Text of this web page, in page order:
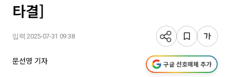
타결]
입력 2025-07-31 09:38
문선영 기자 구글 선호매체 추가